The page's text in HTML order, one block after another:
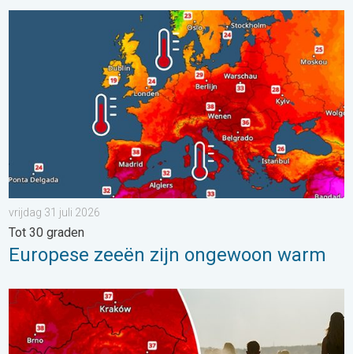
Europese zeeën zijn ongewoon warm. Tot 30 graden. . .
vrijdag 31 juli 2026
Tot 30 graden
Europese zeeën zijn ongewoon warm
Extreme hitte in Oost-Europa. Tot ruim 40 graden. . . dinsdag